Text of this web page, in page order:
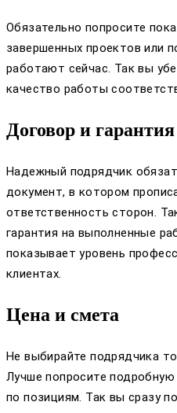
Обязательно попросите
завершенных проектов или
работают сейчас. Так вы
качество работы
Договор и гарантия
Надежный подрядчик
документ, в котором
ответственность сторон.
гарантия на выполненные
показывает уровень
клиентах.
Цена и смета
Не выбирайте подрядчика
Лучше попросите
по позициям. Так вы сразу